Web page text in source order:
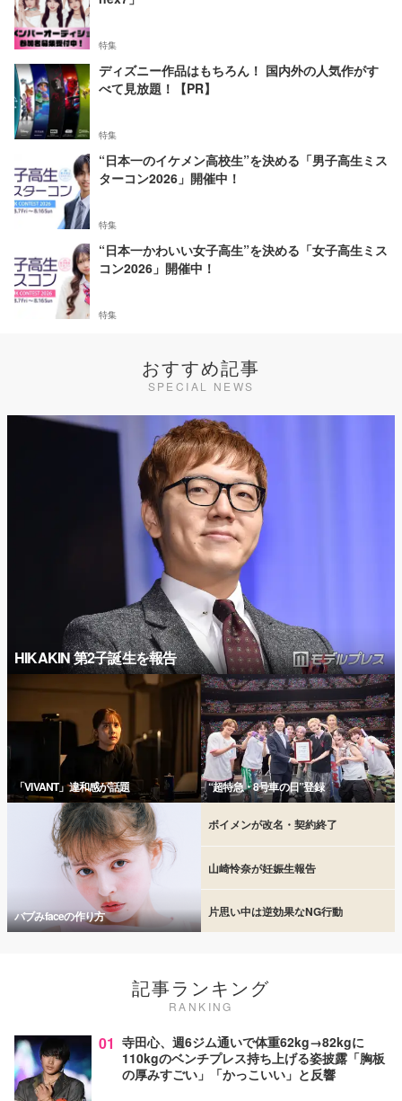
特集
ディズニー作品はもちろん！ 国内外の人気作がす
べて見放題！【PR】
特集
“日本一のイケメン高校生”を決める「男子高生ミス
ターコン2026」開催中！
特集
“日本一かわいい女子高生”を決める「女子高生ミス
コン2026」開催中！
特集
おすすめ記事
SPECIAL NEWS
HIKAKIN 第2子誕生を報告
「VIVANT」違和感が話題 “超特急・8号車の日”登録
バブみfaceの作り方
ボイメンが改名・契約終了
山崎怜奈が妊娠生報告
片思い中は逆効果なNG行動
記事ランキング
RANKING
01 寺田心、週6ジム通いで体重62kg→82kgに
110kgのベンチプレス持ち上げる姿披露「胸板
の厚みすごい」「かっこいい」と反響